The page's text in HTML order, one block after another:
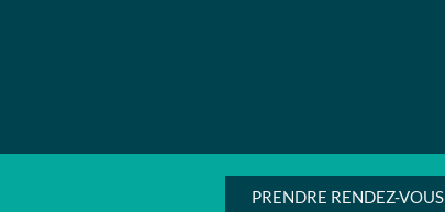
PRENDRE RENDEZ-VOUS